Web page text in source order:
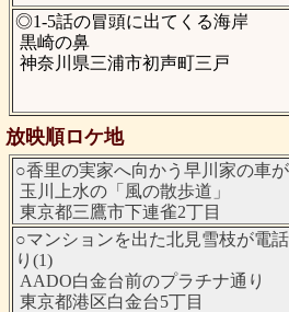
◎1-5話の冒頭に出てくる海岸
黒崎の鼻
神奈川県三浦市初声町三戸
放映順ロケ地
○香里の実家へ向かう早川家の車
玉川上水の「風の散歩道」
東京都三鷹市下連雀2丁目
○マンションを出た北見雪枝が電
り(1)
AADO白金台前のプラチナ通り
東京都港区白金台5丁目